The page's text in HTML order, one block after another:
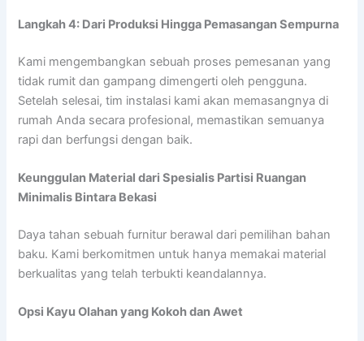
Langkah 4: Dari Produksi Hingga Pemasangan Sempurna
Kami mengembangkan sebuah proses pemesanan yang
tidak rumit dan gampang dimengerti oleh pengguna.
Setelah selesai, tim instalasi kami akan memasangnya di
rumah Anda secara profesional, memastikan semuanya
rapi dan berfungsi dengan baik.
Keunggulan Material dari Spesialis Partisi Ruangan
Minimalis Bintara Bekasi
Daya tahan sebuah furnitur berawal dari pemilihan bahan
baku. Kami berkomitmen untuk hanya memakai material
berkualitas yang telah terbukti keandalannya.
Opsi Kayu Olahan yang Kokoh dan Awet